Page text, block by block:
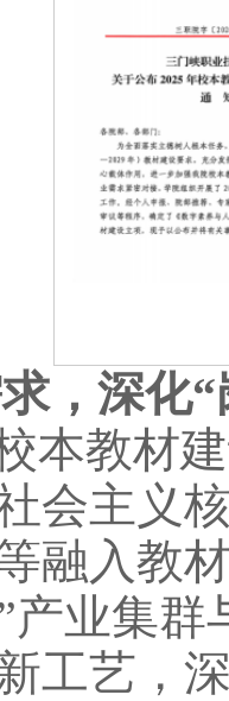
，深化
本教材
会主义
融入教
产业集
工艺，